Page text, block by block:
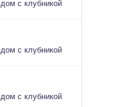
с клубникой
с клубникой
с клубникой